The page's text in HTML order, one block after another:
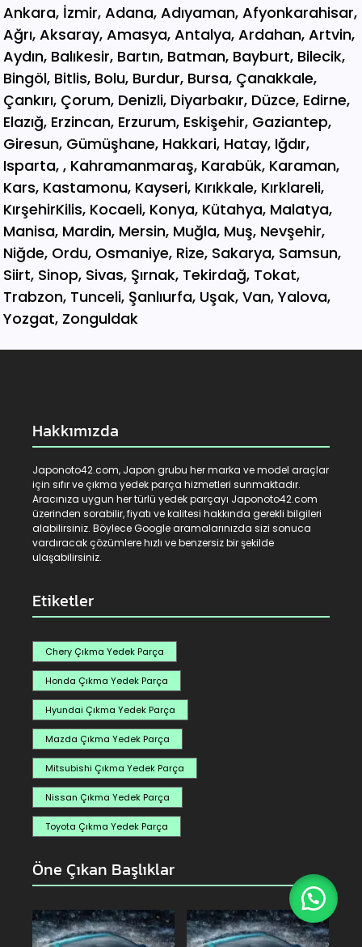
Hakkımızda
Japonoto42.com, Japon grubu her marka ve model araçlar
için sıfır ve çıkma yedek parça hizmetleri sunmaktadır.
Aracınıza uygun her türlü yedek parçayı Japonoto42.com
üzerinden sorabilir, fiyatı ve kalitesi hakkında gerekli bilgileri
alabilirsiniz. Böylece Google aramalarınızda sizi sonuca
vardıracak çözümlere hızlı ve benzersiz bir şekilde
ulaşabilirsiniz.
Etiketler
Chery Çıkma Yedek Parça
Honda Çıkma Yedek Parça
Hyundai Çıkma Yedek Parça
Mazda Çıkma Yedek Parça
Mitsubishi Çıkma Yedek Parça
Nissan Çıkma Yedek Parça
Toyota Çıkma Yedek Parça
Öne Çıkan Başlıklar